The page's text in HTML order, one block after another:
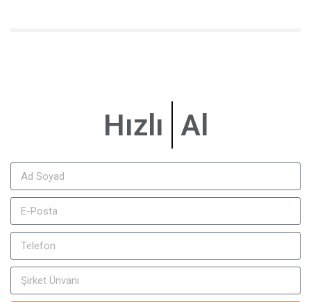
Hızlı Bilgi
Al